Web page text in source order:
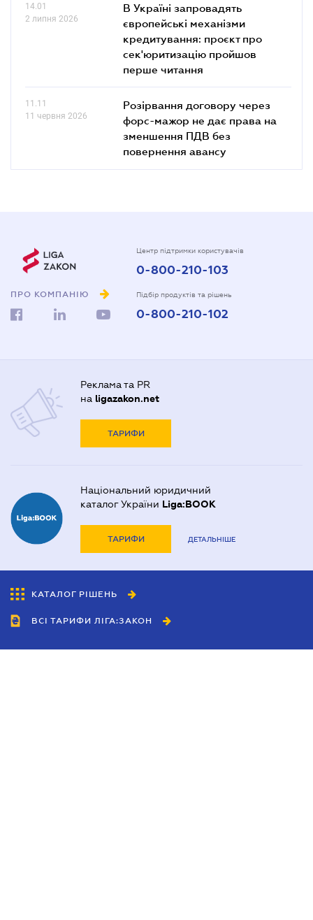
14.01
2 липня 2026
В Україні запровадять
європейські механізми
кредитування: проєкт про
сек'юритизацію пройшов
перше читання
11.11
11 червня 2026
Розірвання договору через
форс-мажор не дає права на
зменшення ПДВ без
повернення авансу
ПРО КОМПАНІЮ
Центр підтримки користувачів
0-800-210-103
Підбір продуктів та рішень
0-800-210-102
Реклама та PR
на ligazakon.net
ТАРИФИ
Національний юридичний
каталог України Liga:BOOK
ТАРИФИ ДЕТАЛЬНІШЕ
КАТАЛОГ РІШЕНЬ
ВСІ ТАРИФИ ЛІГА:ЗАКОН